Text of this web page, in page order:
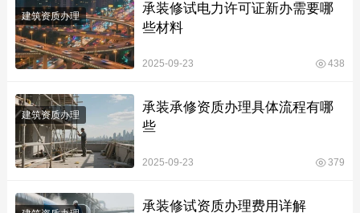
建筑资质办理
承装修试电力许可证新办需要哪
些材料
2025-09-23 438
建筑资质办理
承装承修资质办理具体流程有哪
些
2025-09-23 379
承装修试资质办理费用详解